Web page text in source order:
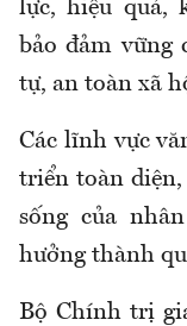
lực, hiệu quả,
bảo đảm vững
tự, an toàn xã
Các lĩnh vực
triển toàn
sống của
hưởng thành
Bộ Chính trị